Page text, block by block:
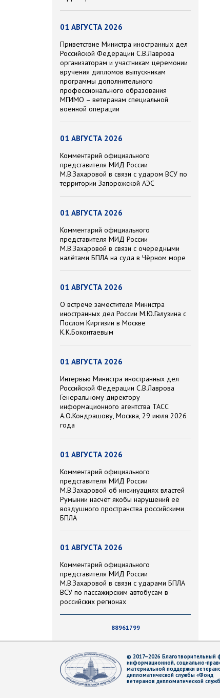
01 АВГУСТА 2026
Приветствие Министра иностранных дел
Российской Федерации С.В.Лаврова
организаторам и участникам церемонии
вручения дипломов выпускникам
программы дополнительного
профессионального образования
МГИМО – ветеранам специальной
военной операции
01 АВГУСТА 2026
Комментарий официального
представителя МИД России
М.В.Захаровой в связи с ударом ВСУ по
территории Запорожской АЭС
01 АВГУСТА 2026
Комментарий официального
представителя МИД России
М.В.Захаровой в связи с очередными
налётами БПЛА на суда в Чёрном море
01 АВГУСТА 2026
О встрече заместителя Министра
иностранных дел России М.Ю.Галузина с
Послом Киргизии в Москве
К.К.Боконтаевым
01 АВГУСТА 2026
Интервью Министра иностранных дел
Российской Федерации С.В.Лаврова
Генеральному директору
информационного агентства ТАСС
А.О.Кондрашову, Москва, 29 июля 2026
года
01 АВГУСТА 2026
Комментарий официального
представителя МИД России
М.В.Захаровой об инсинуациях властей
Румынии насчёт якобы нарушений её
воздушного пространства российскими
БПЛА
01 АВГУСТА 2026
Комментарий официального
представителя МИД России
М.В.Захаровой в связи с ударами БПЛА
ВСУ по пассажирским автобусам в
российских регионах
88961799
© 2017–2026 Благотворительный
информационной, социально-
материальной поддержки
дипломатической службы «Фонд
ветеранов дипломатической